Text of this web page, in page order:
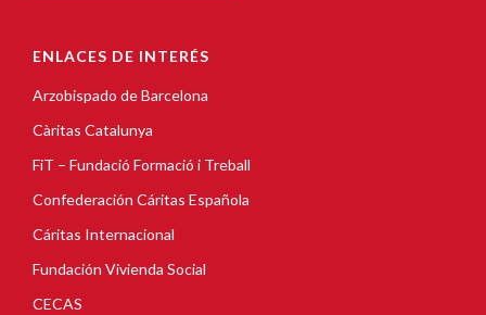
ENLACES DE INTERÉS
Arzobispado de Barcelona
Càritas Catalunya
FiT – Fundació Formació i Treball
Confederación Cáritas Española
Cáritas Internacional
Fundación Vivienda Social
CECAS